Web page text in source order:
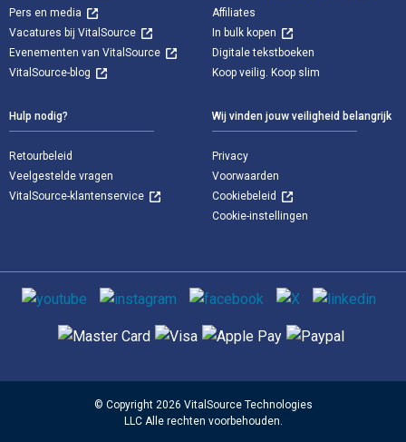
Pers en media
Vacatures bij VitalSource
Evenementen van VitalSource
VitalSource-blog
Affiliates
In bulk kopen
Digitale tekstboeken
Koop veilig. Koop slim
Hulp nodig?
Retourbeleid
Veelgestelde vragen
VitalSource-klantenservice
Wij vinden jouw veiligheid belangrijk
Privacy
Voorwaarden
Cookiebeleid
Cookie-instellingen
Sociale media
Ondersteunde betaalmethoden
© Copyright 2026 VitalSource Technologies
LLC Alle rechten voorbehouden.